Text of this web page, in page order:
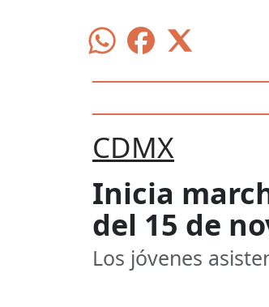
CDMX
Inicia
del 15 de
Los jóvenes